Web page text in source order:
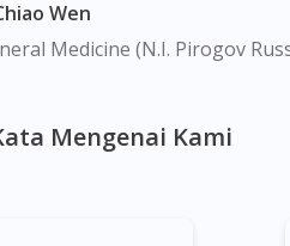
Mandai, Newton, Novena,
Sengkang, Serangoon,
Coast, Upper Bukit Timah,
Wen
Medicine (N.I. Pirogov
Mengenai Kami